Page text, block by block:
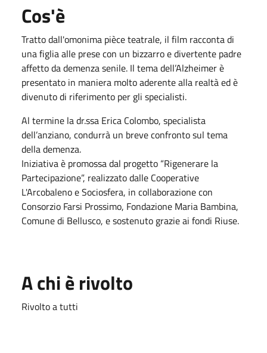
Cos'è
Tratto dall'omonima pièce teatrale, il film racconta di
una figlia alle prese con un bizzarro e divertente padre
affetto da demenza senile. Il tema dell’Alzheimer è
presentato in maniera molto aderente alla realtà ed è
divenuto di riferimento per gli specialisti.
Al termine la dr.ssa Erica Colombo, specialista
dell’anziano, condurrà un breve confronto sul tema
della demenza.
Iniziativa è promossa dal progetto “Rigenerare la
Partecipazione”, realizzato dalle Cooperative
L'Arcobaleno e Sociosfera, in collaborazione con
Consorzio Farsi Prossimo, Fondazione Maria Bambina,
Comune di Bellusco, e sostenuto grazie ai fondi Riuse.
A chi è rivolto
Rivolto a tutti